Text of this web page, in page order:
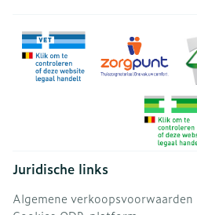
Juridische links
Algemene verkoopsvoorwaarden